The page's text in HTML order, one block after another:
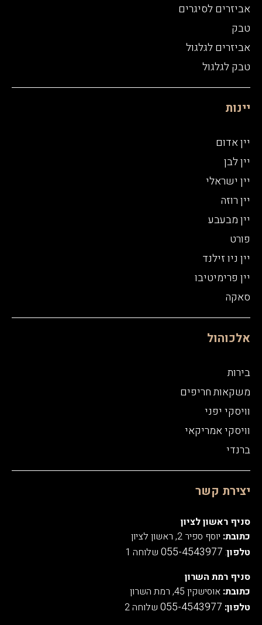
אביזרים לסיגרים
טבק
אביזרים לגלגול
טבק לגלגול
יינות
יין אדום
יין לבן
יין ישראלי
יין רוזה
יין מבעבע
פורט
יין ניו זילנד
יין פרימיטיבו
סאקה
אלכוהול
בירות
משקאות חריפים
וויסקי יפני
וויסקי אמריקאי
ברנדי
יצירת קשר
סניף ראשון לציון
כתובת: יוסף ספיר 2, ראשון לציון
טלפון:
055-4543977 שלוחה 1
סניף רמת השרון
כתובת: אוסישקין 45, רמת השרון
טלפון: 055-4543977 שלוחה 2